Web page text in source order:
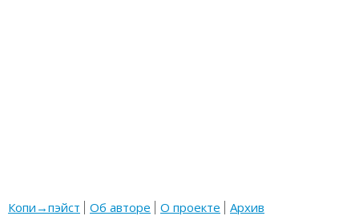
Копи→пэйст Об авторе О проекте Архив